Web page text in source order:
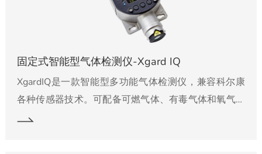
固定式智能型气体检测仪-Xgard IQ
XgardIQ是一款智能型多功能气体检测仪，兼容科尔康
各种传感器技术。可配备可燃气体、有毒气体和氧气传
感器且提供高清OLED显示模块，多语言清晰显示状态